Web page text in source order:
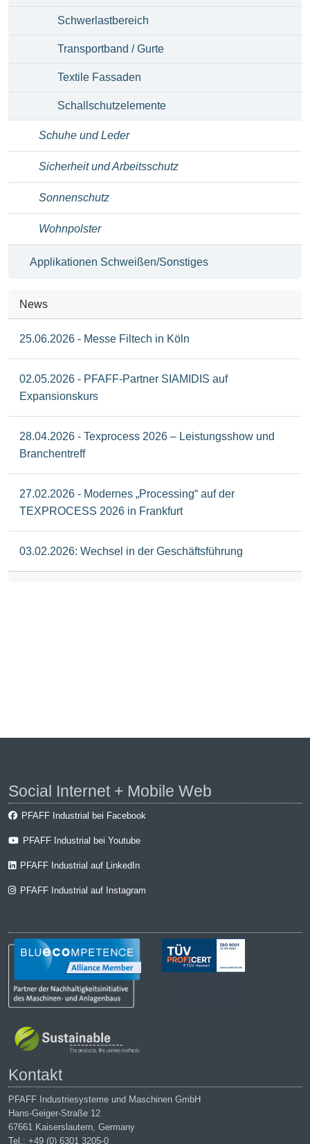
Schwerlastbereich
Transportband / Gurte
Textile Fassaden
Schallschutzelemente
Schuhe und Leder
Sicherheit und Arbeitsschutz
Sonnenschutz
Wohnpolster
Applikationen Schweißen/Sonstiges
News
25.06.2026 - Messe Filtech in Köln
02.05.2026 - PFAFF-Partner SIAMIDIS auf
Expansionskurs
28.04.2026 - Texprocess 2026 – Leistungsshow und
Branchentreff
27.02.2026 - Modernes „Processing“ auf der
TEXPROCESS 2026 in Frankfurt
03.02.2026: Wechsel in der Geschäftsführung
Social Internet + Mobile Web
PFAFF Industrial bei Facebook
PFAFF Industrial bei Youtube
PFAFF Industrial auf LinkedIn
PFAFF Industrial auf Instagram
Kontakt
PFAFF Industriesysteme und Maschinen GmbH
Hans-Geiger-Straße 12
67661 Kaiserslautern, Germany
Tel.: +49 (0) 6301 3205-0